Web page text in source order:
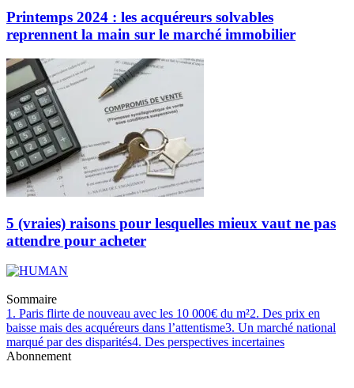
Printemps 2024 : les acquéreurs solvables
reprennent la main sur le marché immobilier
5 (vraies) raisons pour lesquelles mieux vaut ne pas
attendre pour acheter
Sommaire
1. Paris flirte de nouveau avec les 10 000€ du m²2. Des prix en
baisse mais des acquéreurs dans l’attentisme3. Un marché national
marqué par des disparités4. Des perspectives incertaines
Abonnement